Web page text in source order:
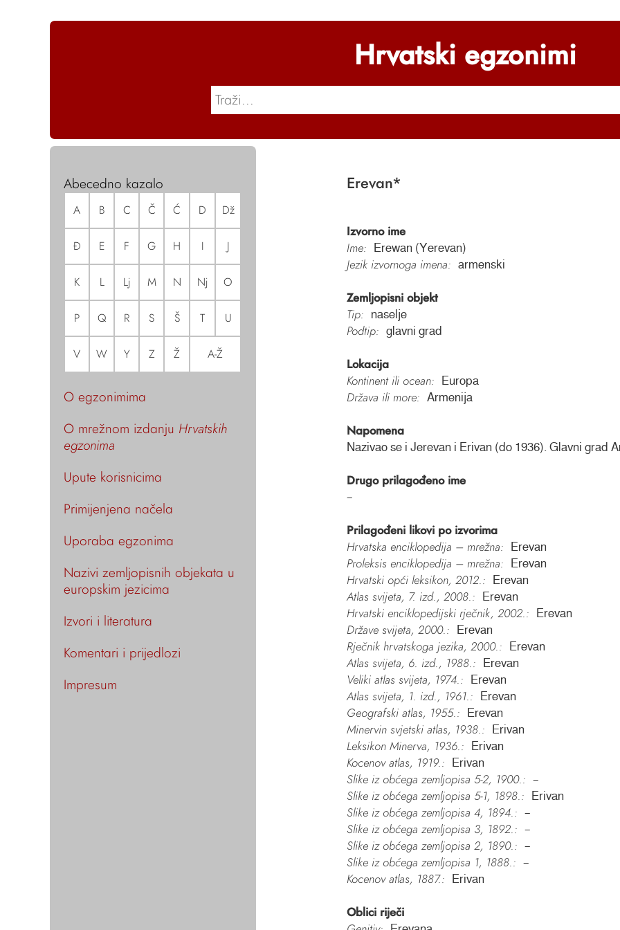
Hrvatski egzonimi
Abecedno kazalo
A B C Č Ć D Dž
Đ E F G H I J
K L Lj M N Nj O
P Q R S Š T U
V W Y Z Ž A-Ž
O egzonimima
O mrežnom izdanju Hrvatskih
egzonima
Upute korisnicima
Primijenjena načela
Uporaba egzonima
Nazivi zemljopisnih objekata u
europskim jezicima
Izvori i literatura
Komentari i prijedlozi
Impresum
Erevan*
Izvorno ime
Ime:
Erewan (Yerevan)
Jezik izvornoga imena: armenski
Zemljopisni objekt
Tip:
naselje
Podtip: glavni grad
Lokacija
Kontinent ili ocean:
Europa
Država ili more: Armenija
Napomena
Nazivao se i Jerevan i Erivan (do 1936). Glavni grad
Drugo prilagođeno ime
–
Prilagođeni likovi po izvorima
Hrvatska enciklopedija – mrežna:
Erevan
Proleksis enciklopedija – mrežna: Erevan
Hrvatski opći leksikon, 2012.: Erevan
Atlas svijeta, 7. izd., 2008.: Erevan
Hrvatski enciklopedijski rječnik, 2002.: Erevan
Države svijeta, 2000.: Erevan
Rječnik hrvatskoga jezika, 2000.: Erevan
Atlas svijeta, 6. izd., 1988.: Erevan
Veliki atlas svijeta, 1974.: Erevan
Atlas svijeta, 1. izd., 1961.: Erevan
Geografski atlas, 1955.: Erevan
Minervin svjetski atlas, 1938.: Erivan
Leksikon Minerva, 1936.: Erivan
Kocenov atlas, 1919.: Erivan
Slike iz obćega zemljopisa 5-2, 1900.: –
Slike iz obćega zemljopisa 5-1, 1898.: Erivan
Slike iz obćega zemljopisa 4, 1894.: –
Slike iz obćega zemljopisa 3, 1892.: –
Slike iz obćega zemljopisa 2, 1890.: –
Slike iz obćega zemljopisa 1, 1888.: –
Kocenov atlas, 1887.: Erivan
Oblici riječi